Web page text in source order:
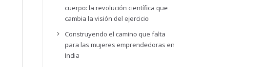
cuerpo: la revolución científica que
cambia la visión del ejercicio
Construyendo el camino que falta
para las mujeres emprendedoras en
India